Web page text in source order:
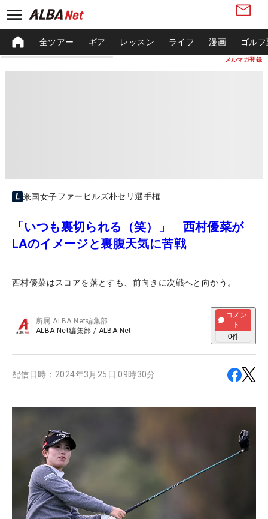
メルマガ登録
全ツアー ギア レッスン ライフ 漫画 ゴル
米国女子ファーヒルズ朴セリ選手権
「いつも裏切られる（笑）」 西村優菜が
LAのイメージと裏腹天気に苦戦
西村優菜はスコアを落とすも、前向きに次戦へと向かう。
所属ALBA Net編集部
ALBA Net編集部 / ALBA Net
コメン
ト
0件
配信日時： 2024年3月25日 09時30分